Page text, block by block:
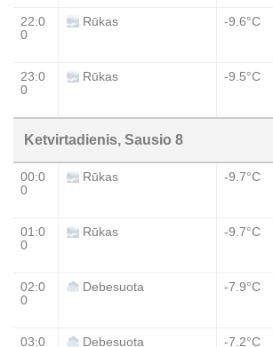
22:0
0
Rūkas -9.6°C
23:0
0
Rūkas -9.5°C
Ketvirtadienis, Sausio 8
00:0
0
Rūkas -9.7°C
01:0
0
Rūkas -9.7°C
02:0
0
Debesuota -7.9°C
03:0
Debesuota -7.2°C